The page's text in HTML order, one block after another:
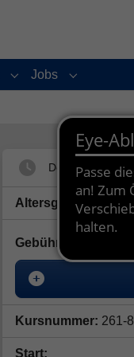
Submenu for
Jobs
Submenu
Altersgruppe: 6 -
Gebühr:
Kursnummer: 261-
Start: